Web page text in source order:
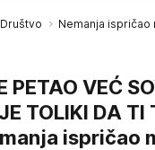
Društvo Nemanja
PETAO VEĆ
TOLIKI DA TI
ispričao